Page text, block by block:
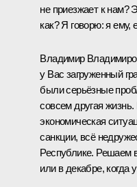
не приезжает к нам?
как? Я говорю: я ему,
Владимир
у Вас загруженный
были серьёзные
совсем другая
экономическая
санкции, всё
Республике. Решаем
или в декабре, когда